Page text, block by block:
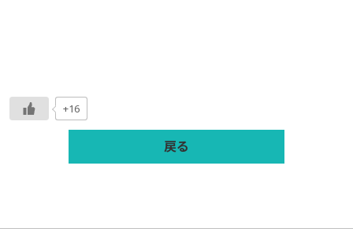
+16
戻る